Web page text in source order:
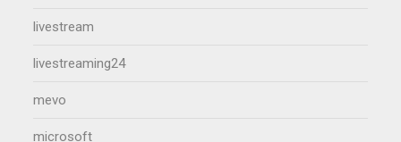
livestream
livestreaming24
mevo
microsoft